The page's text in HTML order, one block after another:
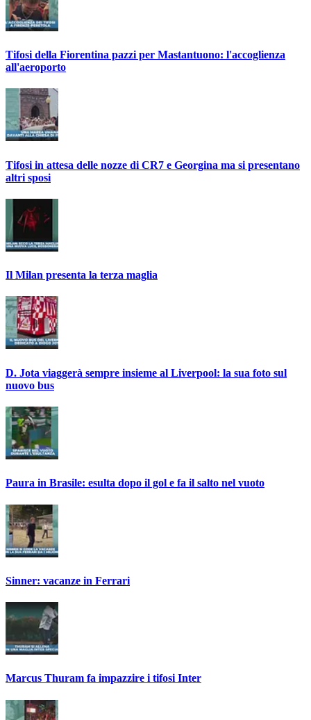
Tifosi della Fiorentina pazzi per Mastantuono: l'accoglienza
all'aeroporto
Tifosi in attesa delle nozze di CR7 e Georgina ma si presentano
altri sposi
Il Milan presenta la terza maglia
D. Jota viaggerà sempre insieme al Liverpool: la sua foto sul
nuovo bus
Paura in Brasile: esulta dopo il gol e fa il salto nel vuoto
Sinner: vacanze in Ferrari
Marcus Thuram fa impazzire i tifosi Inter